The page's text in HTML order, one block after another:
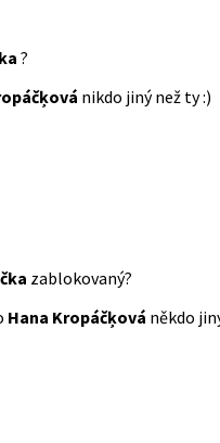
?
nikdo jiný než ty :)
zablokovaný?
Hana Kropáčķová někdo